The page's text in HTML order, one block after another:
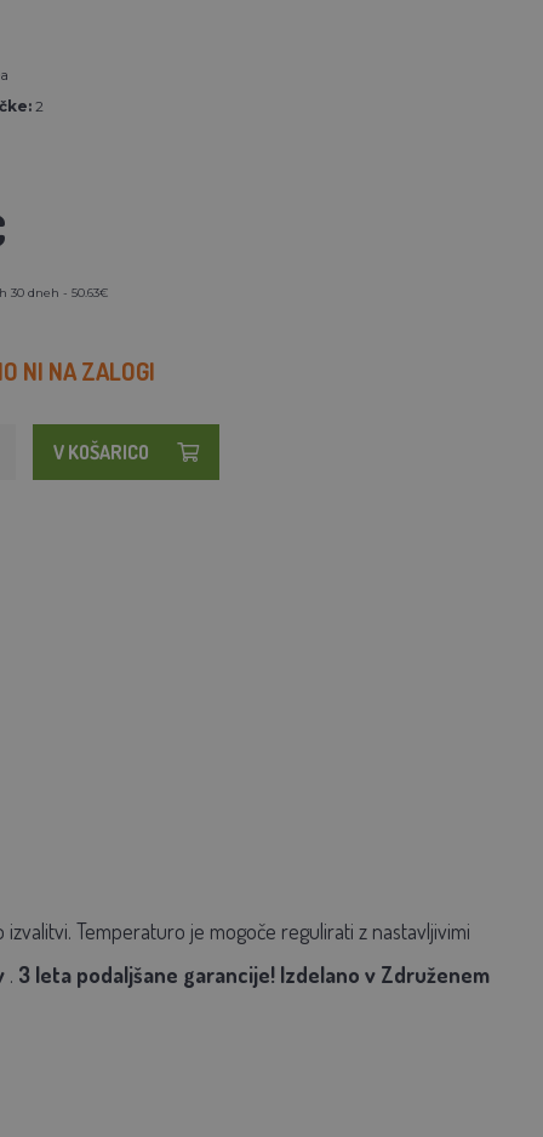
2
30 dneh - 50.63€
NI NA ZALOGI
V KOŠARICO
Temperaturo je mogoče regulirati z nastavljivimi
. 3 leta podaljšane garancije! Izdelano v Združenem